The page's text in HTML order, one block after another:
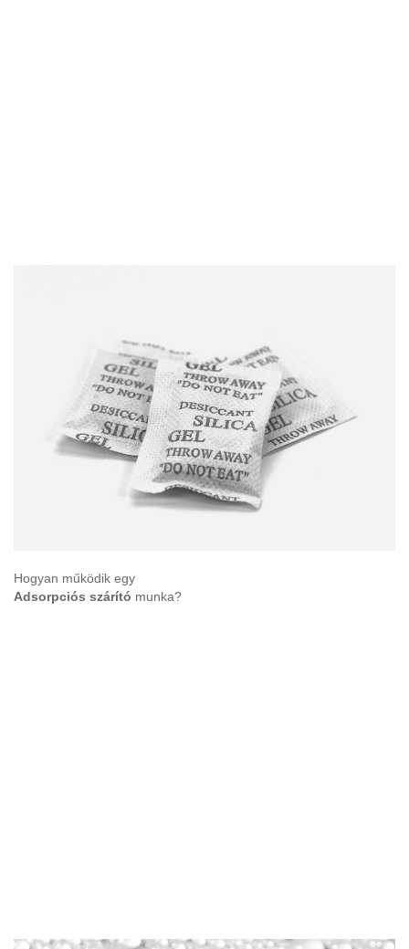
Hogyan működik egy
Adsorpciós szárító munka?